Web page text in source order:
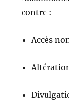
contre :
Accès